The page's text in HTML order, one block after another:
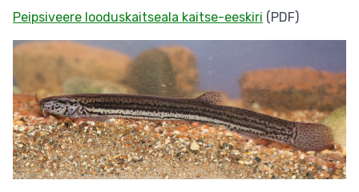
Peipsiveere looduskaitseala kaitse-eeskiri (PDF)